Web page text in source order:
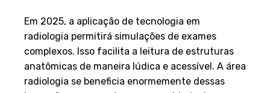
Em 2025, a aplicação de tecnologia em
radiologia permitirá simulações de exames
complexos. Isso facilita a leitura de estruturas
anatômicas de maneira lúdica e acessível. A área
radiologia se beneficia enormemente dessas